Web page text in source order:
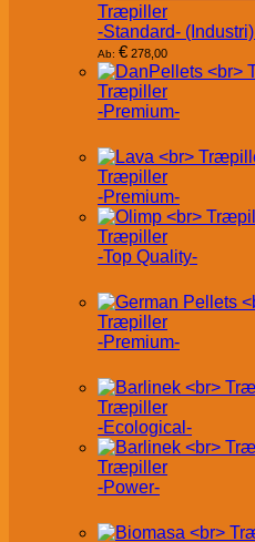
Træpiller
-Standard- (Industri)
Ab: € 278,00
Træpiller
-Premium-
Træpiller
-Premium-
Træpiller
-Top Quality-
Træpiller
-Premium-
Træpiller
-Ecological-
Træpiller
-Power-